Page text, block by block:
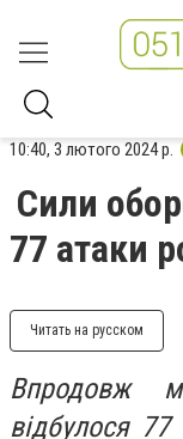
10:40, 3 лютого 2024 р.
Сили
77 атаки
Читать на русском
Впродовж
відбулося 77